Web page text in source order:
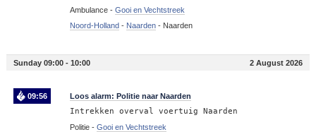
Ambulance - Gooi en Vechtstreek
Noord-Holland- Naarden- Naarden
Sunday 09:00 - 10:00 2 August 2026
09:56 Loos alarm: Politie naar Naarden
Intrekken overval voertuig Naarden
Politie - Gooi en Vechtstreek